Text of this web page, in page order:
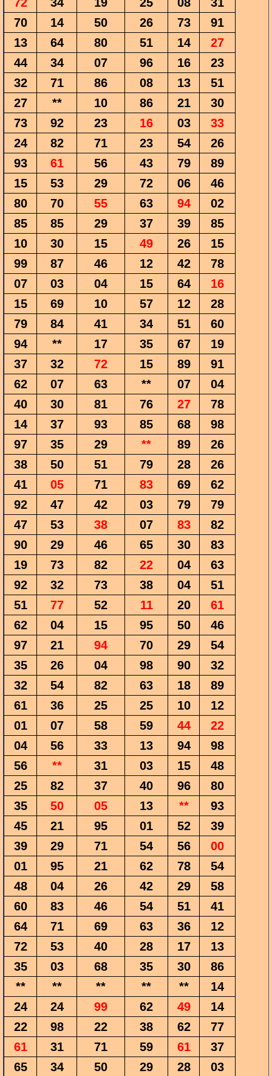
70
14 50 26 73
91
13
64 80 51 14
27
44
34 07 96 16
23
32
71 86 08 13
51
27
** 10 86 21
30
73
92 23 16 03
33
24
82 71 23 54
26
93
61 56 43 79
89
15
53 29 72 06
46
80
70 55 63 94
02
85
85 29 37 39
85
10
30 15 49 26
15
99
87 46 12 42
78
07
03 04 15 64
16
15
69 10 57 12
28
79
84 41 34 51
60
94
** 17 35 67
19
37
32 72 15 89
91
62
07 63 ** 07
04
40
30 81 76 27
78
14
37 93 85 68
98
97
35 29 ** 89
26
38
50 51 79 28
26
41
05 71 83 69
62
92
47 42 03 79
79
47
53 38 07 83
82
90
29 46 65 30
83
19
73 82 22 04
63
92
32 73 38 04
51
51
77 52 11 20
61
62
04 15 95 50
46
97
21 94 70 29
54
35
26 04 98 90
32
32
54 82 63 18
89
61
36 25 25 10
12
01
07 58 59 44
22
04
56 33 13 94
98
56
** 31 03 15
48
25
82 37 40 96
80
35
50 05 13 **
93
45
21 95 01 52
39
39
29 71 54 56
00
01
95 21 62 78
54
48
04 26 42 29
58
60
83 46 54 51
41
64
71 69 63 36
12
72
53 40 28 17
13
35
03 68 35 30
86
**
** ** ** **
14
24
24 99 62 49
14
22
98 22 38 62
77
61
31 71 59 61
37
65
34 50 29 28
03